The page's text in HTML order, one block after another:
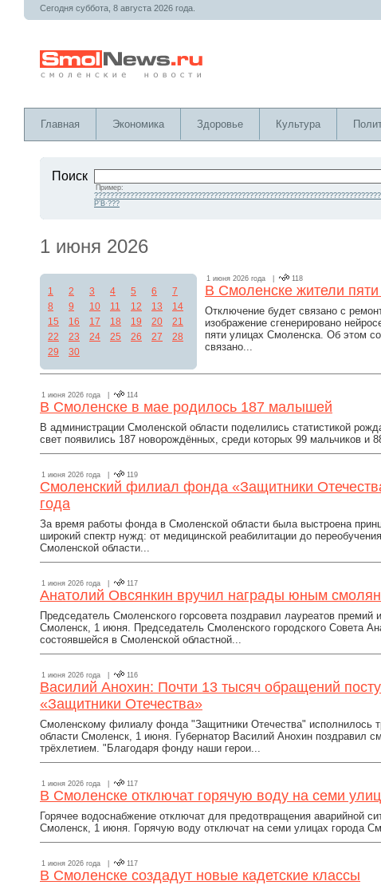
Сегодня суббота, 8 августа 2026 года.
Главная Экономика Здоровье Культура
Поиск
Пример:
Р’В·???
1 июня 2026
1 2 3 4 5 6
7
8
9 10 11 12 13
14
15
16 17 18 19 20
21
22
23 24 25 26 27
28
29
30
1 июня 2026 года | 118
В Смоленске жители
Отключение будет связано с
изображение сгенерировано
пяти улицах Смоленска. Об этом
связано...
1 июня 2026 года | 114
В Смоленске в мае родилось 187 малышей
В администрации Смоленской области поделились статистикой
свет появились 187 новорождённых, среди которых 99 мальчиков и
1 июня 2026 года | 119
Смоленский филиал фонда «Защитники
года
За время работы фонда в Смоленской области была выстроена
широкий спектр нужд: от медицинской реабилитации до
Смоленской области...
1 июня 2026 года | 117
Анатолий Овсянкин вручил награды юным
Председатель Смоленского горсовета поздравил лауреатов
Смоленск, 1 июня. Председатель Смоленского городского Совета
состоявшейся в Смоленской областной...
1 июня 2026 года | 116
Василий Анохин: Почти 13 тысяч обращений
«Защитники Отечества»
Смоленскому филиалу фонда "Защитники Отечества" исполнилось
области Смоленск, 1 июня. Губернатор Василий Анохин поздравил
трёхлетием. "Благодаря фонду наши герои...
1 июня 2026 года | 117
В Смоленске отключат горячую воду на семи
Горячее водоснабжение отключат для предотвращения аварийной
Смоленск, 1 июня. Горячую воду отключат на семи улицах города
1 июня 2026 года | 117
В Смоленске создадут новые кадетские классы